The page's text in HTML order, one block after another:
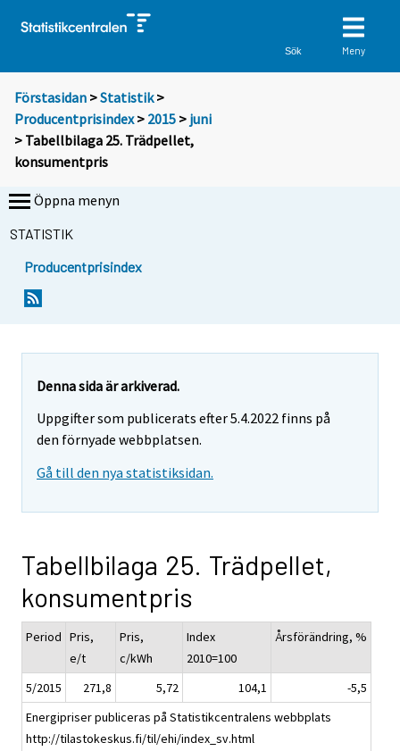
Sök Meny
Förstasidan >Statistik >
Producentprisindex> 2015 > juni
> Tabellbilaga 25. Trädpellet,
konsumentpris
Öppna menyn
STATISTIK
Producentprisindex
Denna sida är arkiverad.
Uppgifter som publicerats efter 5.4.2022 finns på
den förnyade webbplatsen.
Gå till den nya statistiksidan.
Tabellbilaga 25. Trädpellet,
konsumentpris
Period Pris,
e/t
Pris,
c/kWh
Index
2010=100
Årsförändring, %
5/2015 271,8 5,72 104,1
-5,5
Energipriser publiceras på Statistikcentralens webbplats
http://tilastokeskus.fi/til/ehi/index_sv.html